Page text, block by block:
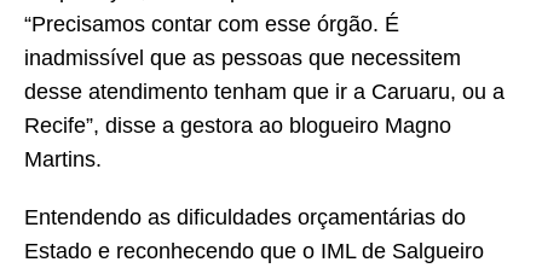
“Precisamos contar com esse órgão. É
inadmissível que as pessoas que necessitem
desse atendimento tenham que ir a Caruaru, ou a
Recife”, disse a gestora ao blogueiro Magno
Martins.
Entendendo as dificuldades orçamentárias do
Estado e reconhecendo que o IML de Salgueiro